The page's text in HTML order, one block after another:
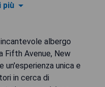
più
albergo
Fifth Avenue, New
unica e
in cerca di